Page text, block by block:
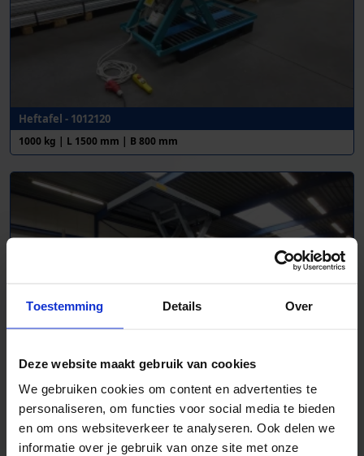
Toestemming Details Over
Deze website maakt gebruik van cookies
We gebruiken cookies om content en advertenties te
personaliseren, om functies voor social media te bieden
en om ons websiteverkeer te analyseren. Ook delen we
informatie over je gebruik van onze site met onze
Heftafel - 1012120
1000 kg | L 1500 mm | B 800 mm
Heftafel - 1008470
1000 kg | L 1500 mm | B 1000 mm